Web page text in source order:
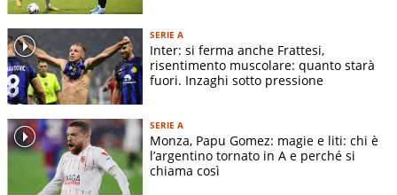
SERIE A
Inter: si ferma anche Frattesi,
risentimento muscolare: quanto starà
fuori. Inzaghi sotto pressione
SERIE A
Monza, Papu Gomez: magie e liti: chi è
l’argentino tornato in A e perché si
chiama così